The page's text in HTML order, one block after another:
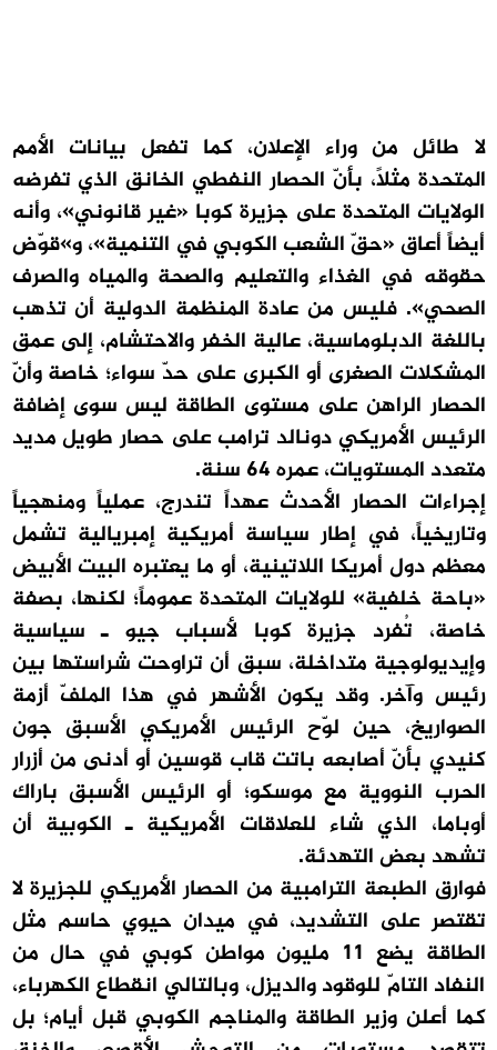
لا طائل من وراء الإعلان، كما تفعل بيانات الأمم
المتحدة مثلاً، بأنّ الحصار النفطي الخانق الذي تفرضه
الولايات المتحدة على جزيرة كوبا «غير قانوني»، وأنه
أيضاً أعاق «حقّ الشعب الكوبي في التنمية»، و»قوّض
حقوقه في الغذاء والتعليم والصحة والمياه والصرف
الصحي». فليس من عادة المنظمة الدولية أن تذهب
باللغة الدبلوماسية، عالية الخفر والاحتشام، إلى عمق
المشكلات الصغرى أو الكبرى على حدّ سواء؛ خاصة وأنّ
الحصار الراهن على مستوى الطاقة ليس سوى إضافة
الرئيس الأمريكي دونالد ترامب على حصار طويل مديد
متعدد المستويات، عمره 64 سنة.
إجراءات الحصار الأحدث عهداً تندرج، عملياً ومنهجياً
وتاريخياً، في إطار سياسة أمريكية إمبريالية تشمل
معظم دول أمريكا اللاتينية، أو ما يعتبره البيت الأبيض
«باحة خلفية» للولايات المتحدة عموماً؛ لكنها، بصفة
خاصة، تُفرد جزيرة كوبا لأسباب جيو ـ سياسية
وإيديولوجية متداخلة، سبق أن تراوحت شراستها بين
رئيس وآخر. وقد يكون الأشهر في هذا الملفّ أزمة
الصواريخ، حين لوّح الرئيس الأمريكي الأسبق جون
كنيدي بأنّ أصابعه باتت قاب قوسين أو أدنى من أزرار
الحرب النووية مع موسكو؛ أو الرئيس الأسبق باراك
أوباما، الذي شاء للعلاقات الأمريكية ـ الكوبية أن
تشهد بعض التهدئة.
فوارق الطبعة الترامبية من الحصار الأمريكي للجزيرة لا
تقتصر على التشديد، في ميدان حيوي حاسم مثل
الطاقة يضع 11 مليون مواطن كوبي في حال من
النفاد التامّ للوقود والديزل، وبالتالي انقطاع الكهرباء،
كما أعلن وزير الطاقة والمناجم الكوبي قبل أيام؛ بل